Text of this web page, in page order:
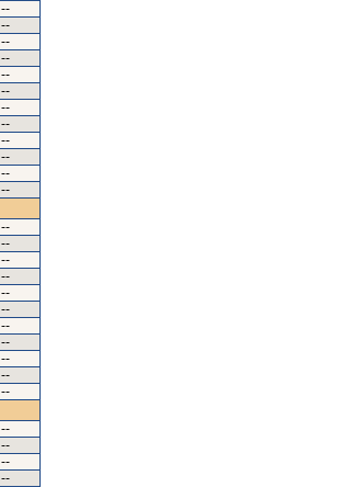
--
--
--
--
--
--
--
--
--
--
--
--
--
--
--
--
--
--
--
--
--
--
--
--
--
--
--